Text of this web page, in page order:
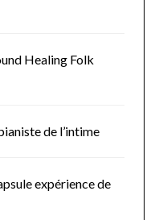
Healing Folk
de l’intime
expérience de